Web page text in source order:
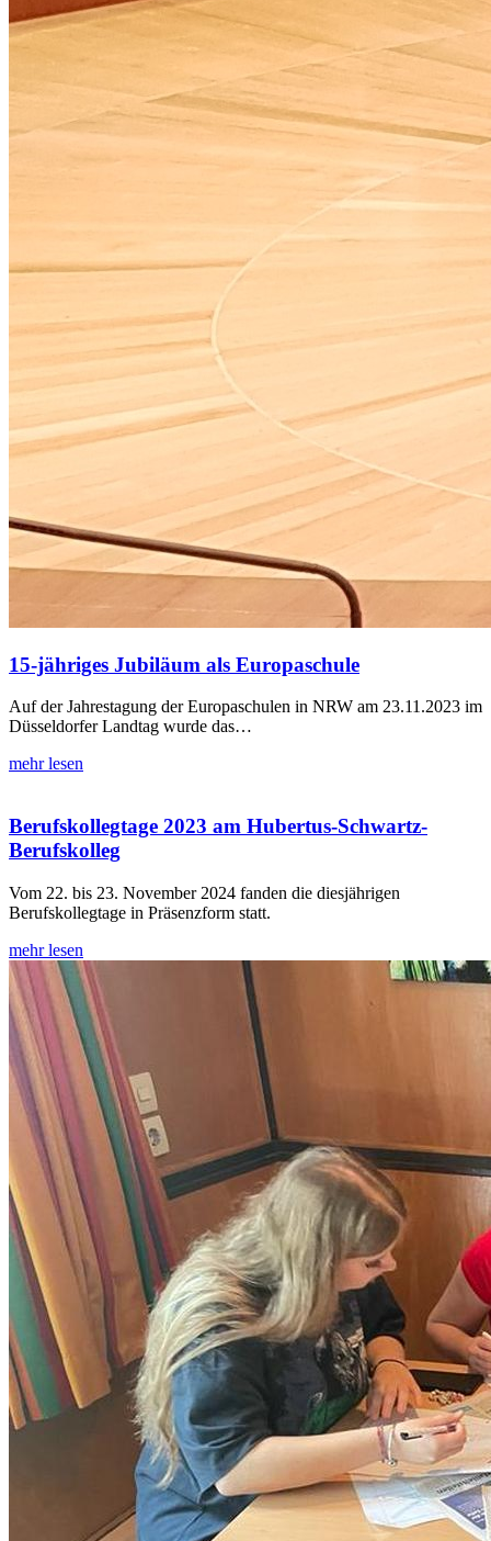
15-jähriges Jubiläum als Europaschule
Auf der Jahrestagung der Europaschulen in NRW am 23.11.2023 im
Düsseldorfer Landtag wurde das…
mehr lesen
Berufskollegtage 2023 am Hubertus-Schwartz-
Berufskolleg
Vom 22. bis 23. November 2024 fanden die diesjährigen
Berufskollegtage in Präsenzform statt.
mehr lesen